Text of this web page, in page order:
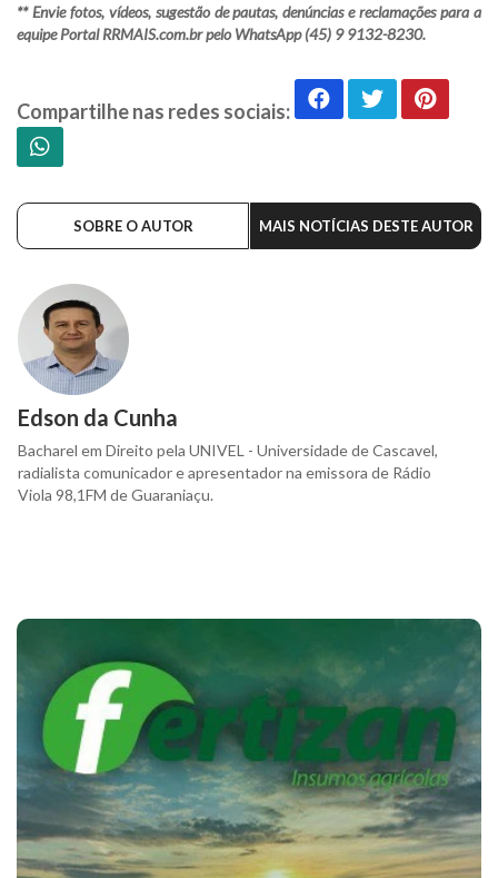
** Envie fotos, vídeos, sugestão de pautas, denúncias e reclamações para a
equipe Portal RRMAIS.com.br pelo WhatsApp (45) 9 9132-8230.
Compartilhe nas redes sociais:
SOBRE O AUTOR MAIS NOTÍCIAS DESTE AUTOR
Edson da Cunha
Bacharel em Direito pela UNIVEL - Universidade de Cascavel,
radialista comunicador e apresentador na emissora de Rádio
Viola 98,1FM de Guaraniaçu.